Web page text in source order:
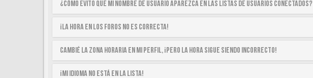
¿Cómo evito que mi nombre de usuario aparezca en las listas de usuarios conectados?
¡La hora en los foros no es correcta!
Cambié la zona horaria en mi perfil, ¡pero la hora sigue siendo incorrecto!
¡Mi idioma no está en la lista!